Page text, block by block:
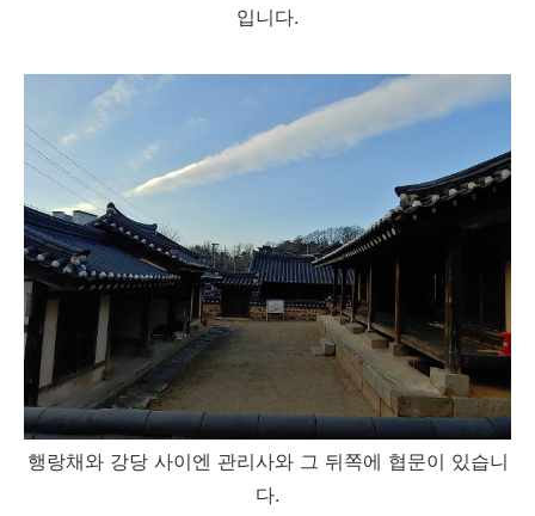
입니다.
행랑채와 강당 사이엔 관리사와 그 뒤쪽에 협문이 있습니
다.